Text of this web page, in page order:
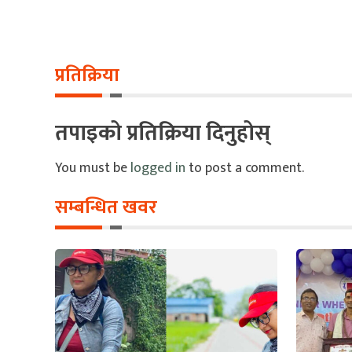
प्रतिक्रिया
तपाइको प्रतिक्रिया दिनुहोस्
You must belogged in to post a comment.
सम्बन्धित खवर